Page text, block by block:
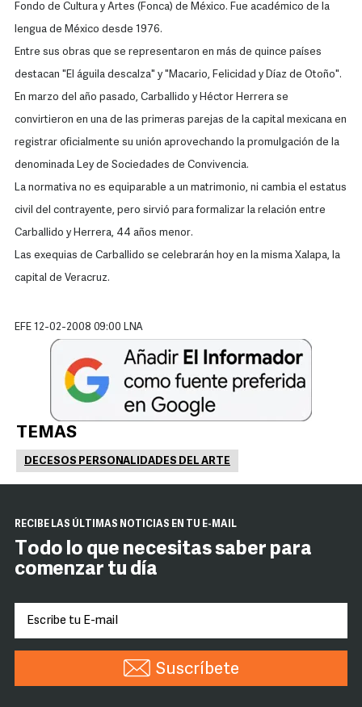
Fondo de Cultura y Artes (Fonca) de México. Fue académico de la
lengua de México desde 1976.
Entre sus obras que se representaron en más de quince países
destacan "El águila descalza" y "Macario, Felicidad y Díaz de Otoño".
En marzo del año pasado, Carballido y Héctor Herrera se
convirtieron en una de las primeras parejas de la capital mexicana en
registrar oficialmente su unión aprovechando la promulgación de la
denominada Ley de Sociedades de Convivencia.
La normativa no es equiparable a un matrimonio, ni cambia el estatus
civil del contrayente, pero sirvió para formalizar la relación entre
Carballido y Herrera, 44 años menor.
Las exequias de Carballido se celebrarán hoy en la misma Xalapa, la
capital de Veracruz.
EFE 12-02-2008 09:00 LNA
TEMAS
DECESOS PERSONALIDADES DEL ARTE
RECIBE LAS ÚLTIMAS NOTICIAS EN TU E-MAIL
Todo lo que necesitas saber para
comenzar tu día
Suscríbete